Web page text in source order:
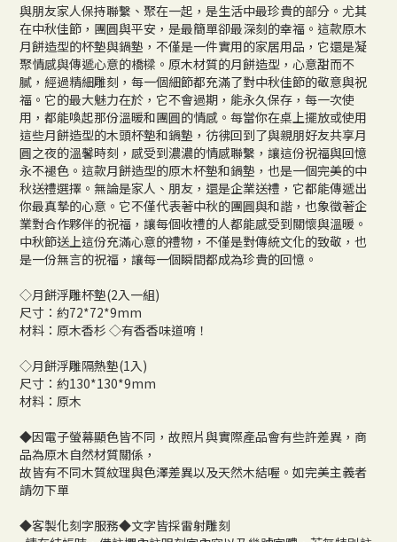
與朋友家人保持聯繫、聚在一起，是生活中最珍貴的部分。尤其
在中秋佳節，團圓與平安，是最簡單卻最深刻的幸福。這款原木
月餅造型的杯墊與鍋墊，不僅是一件實用的家居用品，它還是凝
聚情感與傳遞心意的橋樑。原木材質的月餅造型，心意甜而不
膩，經過精細雕刻，每一個細節都充滿了對中秋佳節的敬意與祝
福。它的最大魅力在於，它不會過期，能永久保存，每一次使
用，都能喚起那份溫暖和團圓的情感。每當你在桌上擺放或使用
這些月餅造型的木頭杯墊和鍋墊，彷彿回到了與親朋好友共享月
圓之夜的溫馨時刻，感受到濃濃的情感聯繫，讓這份祝福與回憶
永不褪色。這款月餅造型的原木杯墊和鍋墊，也是一個完美的中
秋送禮選擇。無論是家人、朋友，還是企業送禮，它都能傳遞出
你最真摯的心意。它不僅代表著中秋的團圓與和諧，也象徵著企
業對合作夥伴的祝福，讓每個收禮的人都能感受到關懷與溫暖。
中秋節送上這份充滿心意的禮物，不僅是對傳統文化的致敬，也
是一份無言的祝福，讓每一個瞬間都成為珍貴的回憶。
◇月餅浮雕杯墊(2入一組)
尺寸：約72*72*9mm
材料：原木香杉 ◇有香香味道唷！
◇月餅浮雕隔熱墊(1入)
尺寸：約130*130*9mm
材料：原木
◆因電子螢幕顯色皆不同，故照片與實際產品會有些許差異，商
品為原木自然材質關係，
故皆有不同木質紋理與色澤差異以及天然木結喔。如完美主義者
請勿下單
◆客製化刻字服務◆文字皆採雷射雕刻